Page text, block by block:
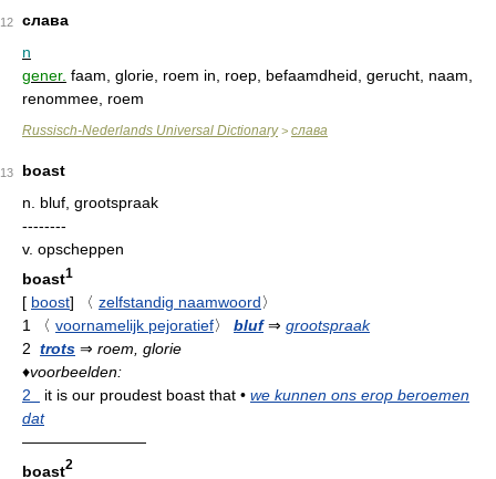
12
слава
n
gener. faam, glorie, roem in, roep, befaamdheid, gerucht, naam,
renommee, roem
Russisch-Nederlands Universal Dictionary> слава
13
boast
n.
bluf, grootspraak
--------
v. opscheppen
boast1
[ boost] 〈 zelfstandig naamwoord〉
1
〈 voornamelijk pejoratief〉 bluf⇒ grootspraak
2 trots ⇒ roem, glorie
♦voorbeelden:
2
it is our proudest boast that • we kunnen ons erop beroemen
dat
————————
boast2